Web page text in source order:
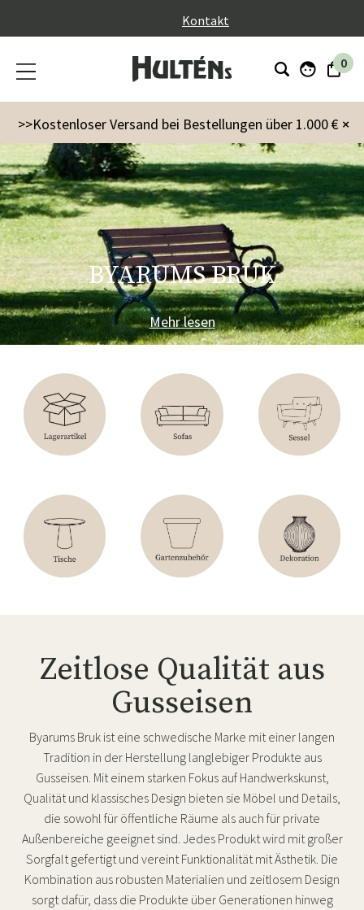
Kontakt
0
×
>>Kostenloser Versand bei Bestellungen über 1.000 €
BYARUMS BRUK
Mehr lesen
Zeitlose Qualität aus
Gusseisen
Byarums Bruk ist eine schwedische Marke mit einer langen
Tradition in der Herstellung langlebiger Produkte aus
Gusseisen. Mit einem starken Fokus auf Handwerkskunst,
Qualität und klassisches Design bieten sie Möbel und Details,
die sowohl für öffentliche Räume als auch für private
Außenbereiche geeignet sind. Jedes Produkt wird mit großer
Sorgfalt gefertigt und vereint Funktionalität mit Ästhetik. Die
Kombination aus robusten Materialien und zeitlosem Design
sorgt dafür, dass die Produkte über Generationen hinweg